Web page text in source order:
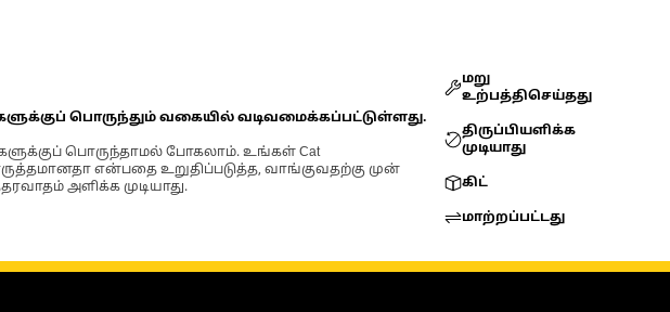
பொருந்தும் வகையில் வடிவமைக்கப்பட்டுள்ளது.
பொருந்தாமல் போகலாம். உங்கள் Cat
என்பதை உறுதிப்படுத்த, வாங்குவதற்கு முன்
அளிக்க முடியாது.
மறு
உற்பத்திசெய்தது
திருப்பியளிக்க
முடியாது
கிட்
மாற்றப்பட்டது